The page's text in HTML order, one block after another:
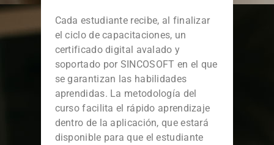
Cada estudiante recibe, al finalizar
el ciclo de capacitaciones, un
certificado digital avalado y
soportado por SINCOSOFT en el que
se garantizan las habilidades
aprendidas. La metodología del
curso facilita el rápido aprendizaje
dentro de la aplicación, que estará
disponible para que el estudiante